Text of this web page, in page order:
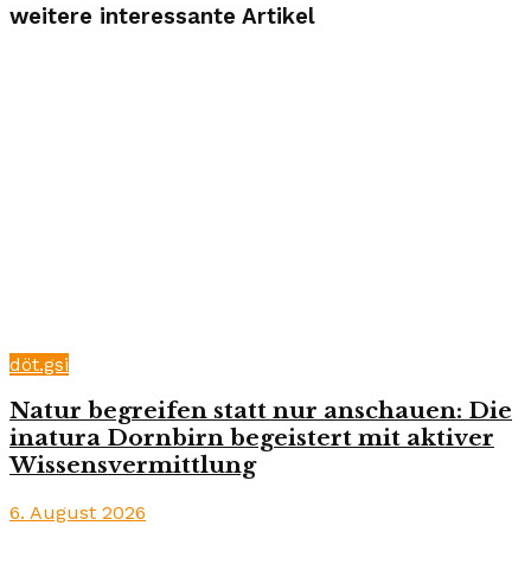
weitere interessante Artikel
döt.gsi
Natur begreifen statt nur anschauen: Die
inatura Dornbirn begeistert mit aktiver
Wissensvermittlung
6. August 2026